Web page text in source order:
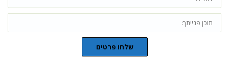
שלחו פרטים